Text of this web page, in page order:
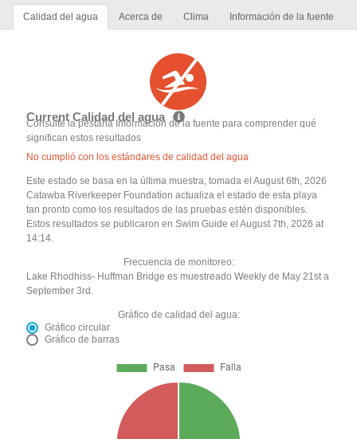
Calidad del agua Acerca de Clima Información de la fuente
Current Calidad del agua
Consulte la pestaña Información de la fuente para comprender qué
significan estos resultados
No cumplió con los estándares de calidad del agua
Este estado se basa en la última muestra, tomada el August 6th, 2026
Catawba Riverkeeper Foundation actualiza el estado de esta playa
tan pronto como los resultados de las pruebas estén disponibles.
Estos resultados se publicaron en Swim Guide el August 7th, 2026 at
14:14.
Frecuencia de monitoreo:
Lake Rhodhiss- Huffman Bridge es muestreado Weekly de May 21st a
September 3rd.
Gráfico de calidad del agua:
Gráfico circular
Gráfico de barras